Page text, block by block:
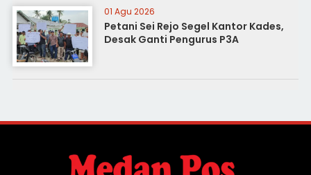
01 Agu 2026
Petani Sei Rejo Segel Kantor Kades,
Desak Ganti Pengurus P3A